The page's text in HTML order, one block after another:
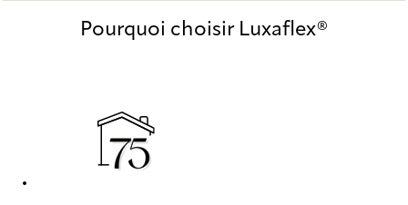
Pourquoi choisir Luxaflex®